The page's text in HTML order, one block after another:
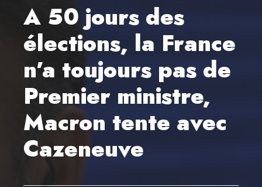
A 50 jours des
élections, la France
n’a toujours pas de
Premier ministre,
Macron tente avec
Cazeneuve